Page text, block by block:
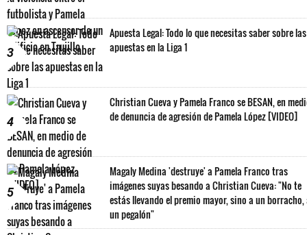
3
Apuesta Legal: Todo lo que necesitas saber sobre las
apuestas en la Liga 1
4
Christian Cueva y Pamela Franco se BESAN, en
de denuncia de agresión de Pamela López [VIDEO]
5
Magaly Medina 'destruye' a Pamela Franco tras
imágenes suyas besando a Christian Cueva: "No te
estás llevando el premio mayor, sino a un borracho,
un pegalón"